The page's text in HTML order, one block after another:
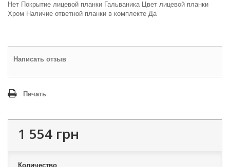
Нет Покрытие лицевой планки Гальваника Цвет лицевой планки
Хром Наличие ответной планки в комплекте Да
Написать отзыв
Печать
1 554 грн
Количество